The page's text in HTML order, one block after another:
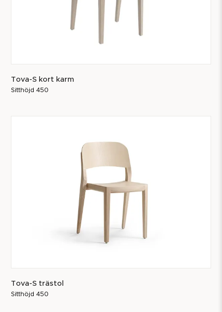
Tova-S kort karm
Sitthöjd 450
Tova-S trästol
Sitthöjd 450